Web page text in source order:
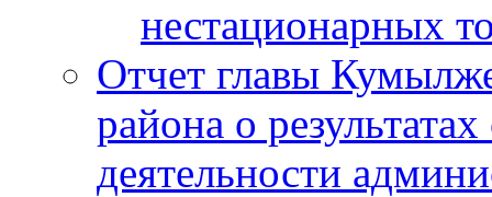
нестационарных
Отчет главы
района о
деятельности